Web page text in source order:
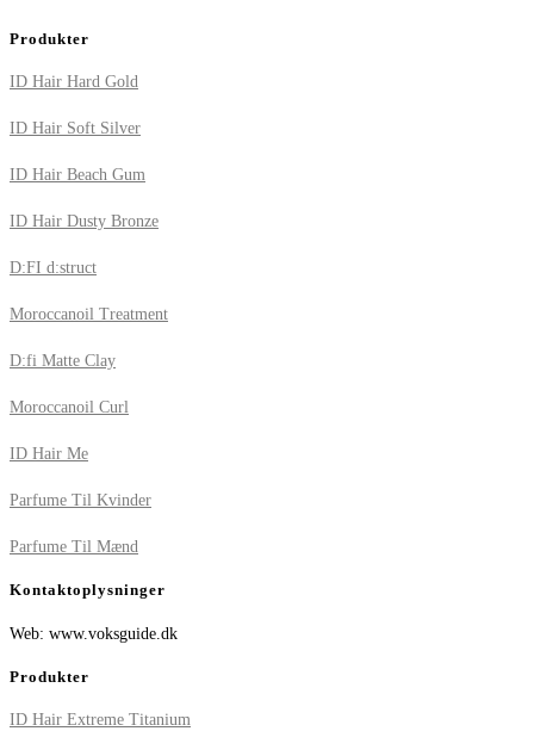
Produkter
ID Hair Hard Gold
ID Hair Soft Silver
ID Hair Beach Gum
ID Hair Dusty Bronze
D:FI d:struct
Moroccanoil Treatment
D:fi Matte Clay
Moroccanoil Curl
ID Hair Me
Parfume Til Kvinder
Parfume Til Mænd
Kontaktoplysninger
Web: www.voksguide.dk
Produkter
ID Hair Extreme Titanium